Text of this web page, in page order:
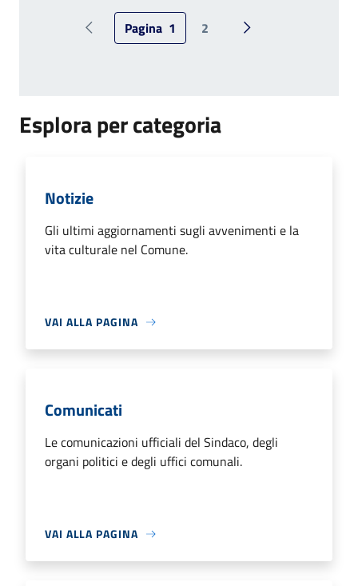
Pagina precedente
Pagina 1 2 Pagina successiva
Esplora per categoria
Notizie
Gli ultimi aggiornamenti sugli avvenimenti e la
vita culturale nel Comune.
VAI ALLA PAGINA
Comunicati
Le comunicazioni ufficiali del Sindaco, degli
organi politici e degli uffici comunali.
VAI ALLA PAGINA